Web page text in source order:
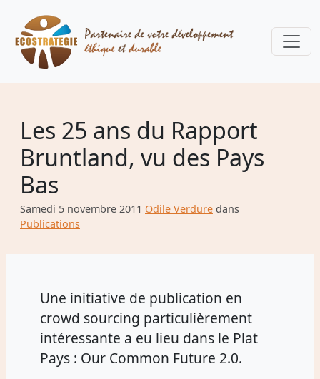
Les 25 ans du Rapport
Bruntland, vu des Pays
Bas
Samedi 5 novembre 2011 Odile Verdure dans
Publications
Une initiative de publication en
crowd sourcing particulièrement
intéressante a eu lieu dans le Plat
Pays : Our Common Future 2.0.